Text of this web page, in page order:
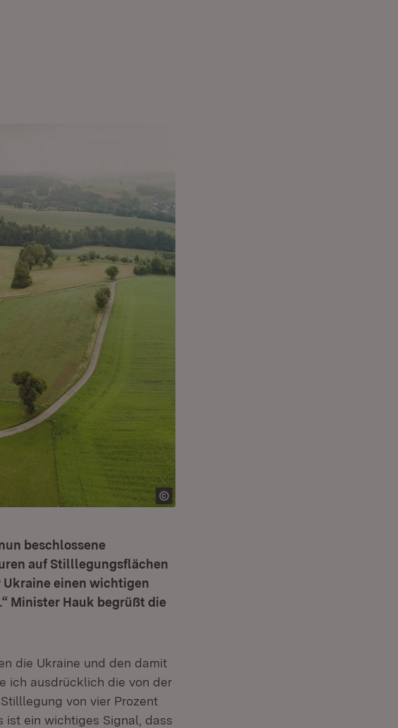
beschlossene
auf Stilllegungsflächen
einen wichtigen
Minister Hauk begrüßt die
die Ukraine und den damit
ich ausdrücklich die von der
von vier Prozent
ein wichtiges Signal, dass